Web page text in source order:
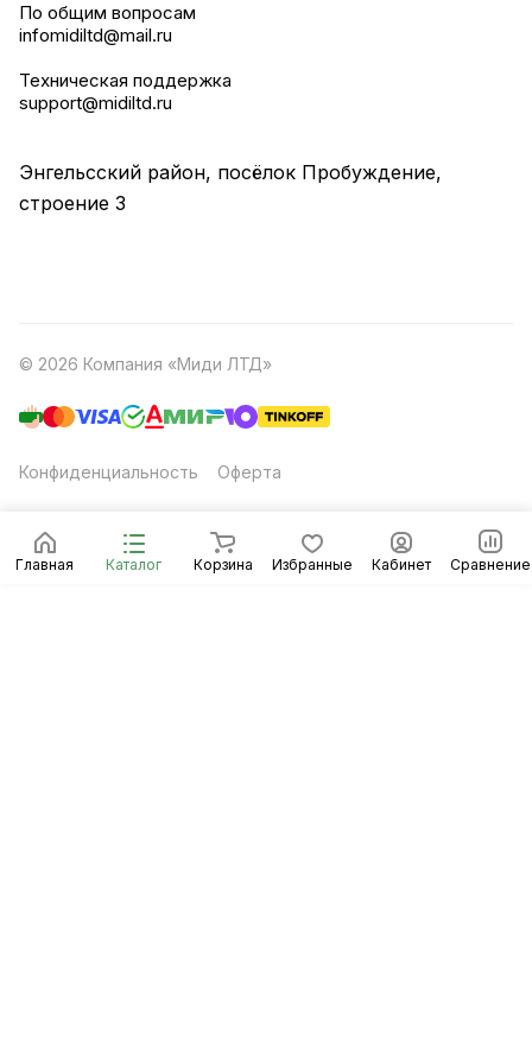
Главная Каталог Корзина Избранные Кабинет Сравнение
По общим вопросам
infomidiltd@mail.ru
Техническая поддержка
support@midiltd.ru
Энгельсский район, посёлок Пробуждение,
строение 3
© 2026 Компания «Миди ЛТД»
Конфиденциальность Оферта